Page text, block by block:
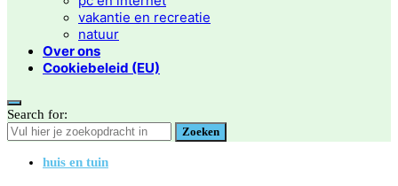
vakantie en recreatie
natuur
Over ons
Cookiebeleid (EU)
Search for:
Zoeken
huis en tuin